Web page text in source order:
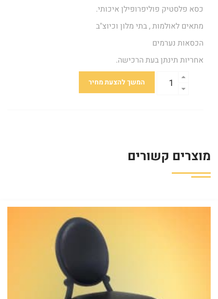
כסא פלסטיק פוליפרופילן איכותי.
מתאים לאולמות , בתי מלון וכיוצ"ב
הכסאות נערמים
אחריות תינתן בעת הרכישה.
המשך להצעת מחיר
מוצרים קשורים